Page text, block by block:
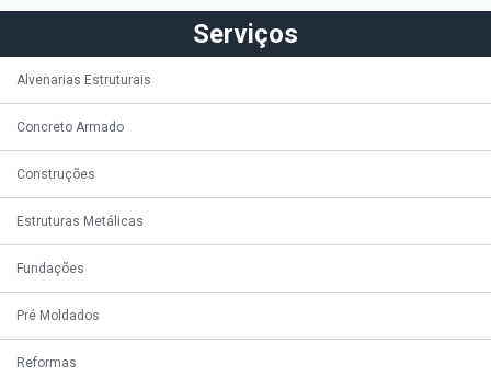
Serviços
Alvenarias Estruturais
Concreto Armado
Construções
Estruturas Metálicas
Fundações
Pré Moldados
Reformas